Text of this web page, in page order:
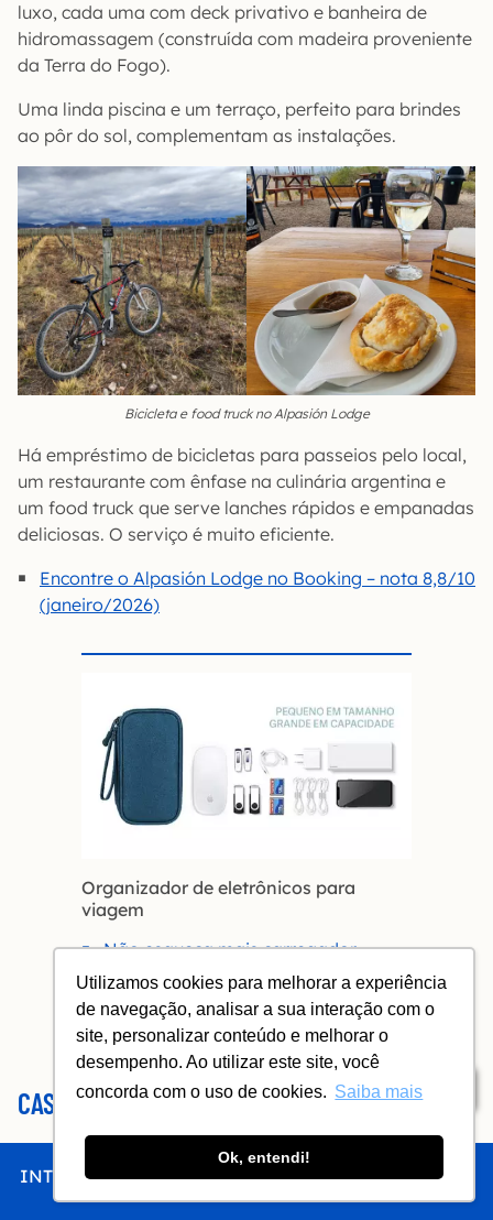
Utilizamos cookies para melhorar a experiência
de navegação, analisar a sua interação com o
site, personalizar conteúdo e melhorar o
desempenho. Ao utilizar este site, você
concorda com o uso de cookies. Saiba mais
Ok, entendi!
INTRO CHEGAR FICAR COMER FAZER
Índice
luxo, cada uma com deck privativo e banheira de
hidromassagem (construída com madeira proveniente
da Terra do Fogo).
Uma linda piscina e um terraço, perfeito para brindes
ao pôr do sol, complementam as instalações.
Bicicleta e food truck no Alpasión Lodge
Há empréstimo de bicicletas para passeios pelo local,
um restaurante com ênfase na culinária argentina e
um food truck que serve lanches rápidos e empanadas
deliciosas. O serviço é muito eficiente.
Encontre o Alpasión Lodge no Booking – nota 8,8/10
(janeiro/2026)
Organizador de eletrônicos para
viagem
Não esqueça mais carregador,
cabos, fone de ouvido, mouse,
power bank e pen drives – tudo
arrumado
CASA DE UCO
Num patamar mais alto de preço, a
um só tempo vinícola, hotel e condomínio. Você pode
comprar um lote para produzir sua própria uva